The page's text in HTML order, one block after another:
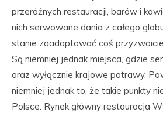
przeróżnych restauracji, barów i
nich serwowane dania z całego
stanie zaadaptować coś
Są niemniej jednak miejsca, gdzie
oraz wyłącznie krajowe potrawy.
niemniej jednak to, że takie punkty
Polsce. Rynek główny restauracja